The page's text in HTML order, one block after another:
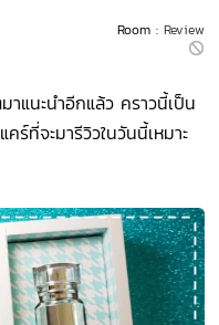
Room : Review
แนะนำอีกแล้ว คราวนี้เป็น
ร์ที่จะมารีวิวในวันนี้เหมาะ